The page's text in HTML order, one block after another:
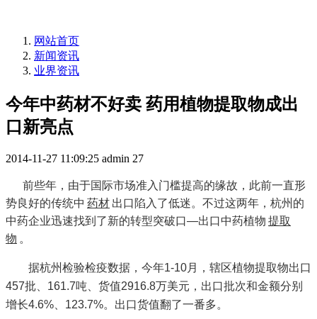
网站首页
新闻资讯
业界资讯
今年中药材不好卖 药用植物提取物成出
口新亮点
2014-11-27 11:09:25 admin 27
前些年，由于国际市场准入门槛提高的缘故，此前一直形
势良好的传统中 药材 出口陷入了低迷。不过这两年，杭州的
中药企业迅速找到了新的转型突破口—出口中药植物 提取
物 。
据杭州检验检疫数据，今年1-10月，辖区植物提取物出口
457批、161.7吨、货值2916.8万美元，出口批次和金额分别
增长4.6%、123.7%。出口货值翻了一番多。